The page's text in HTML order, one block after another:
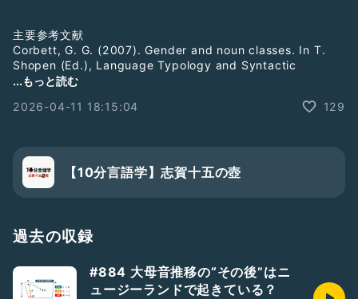
主要参考文献
Corbett, G. G. (2007). Gender and noun classes. In T.
Shopen (Ed.), Language Typology and Syntactic
Description (pp. 241–279). chapter, Cambridge:
オリジナルグッズ▶︎
Instagram▶︎https://www.instagram.com/sigajugo/
LINEオープンチャット▶︎
#落ち着きある
...もっと読む
2026-04-11 18:15:04
129
【10分言語学】志賀十五の壺
過去の収録
#884 大母音推移の“その後”はニ
ュージーランドで起きている？